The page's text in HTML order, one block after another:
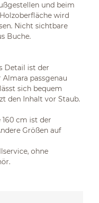
und beim
wird
Nicht sichtbare
Buche.
Detail ist der
passgenau
sich bequem
den Inhalt vor Staub.
cm ist der
Größen auf
ohne